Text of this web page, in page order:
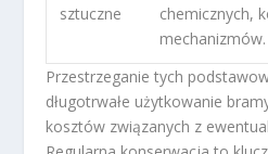
sztuczne
chemicznych,
mechanizmów.
Przestrzeganie tych
długotrwałe użytkowanie
kosztów związanych z